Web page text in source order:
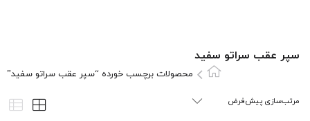
سپر عقب سراتو سفید
محصولات برچسب خورده “سپر عقب سراتو سفید”